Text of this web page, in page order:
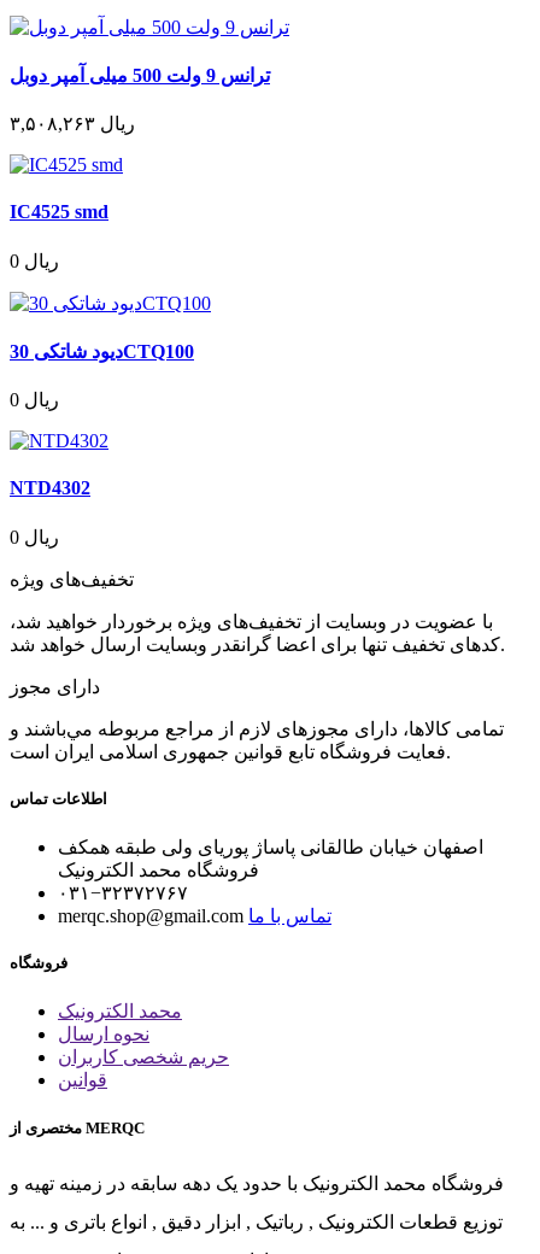
ترانس 9 ولت 500 میلی آمپر دوبل
۳,۵۰۸,۲۶۳ ریال
IC4525 smd
0 ریال
دیود شاتکی 30CTQ100
0 ریال
NTD4302
0 ریال
تخفیف‌های ویژه
با عضویت در وبسایت از تخفیف‌های ویژه برخوردار خواهید شد،
کدهای تخفیف تنها برای اعضا گرانقدر وبسایت ارسال خواهد شد.
دارای مجوز
تمامی كالاها، دارای مجوزهای لازم از مراجع مربوطه مي‌باشند و
فعایت فروشگاه تابع قوانين جمهوری اسلامی ايران است.
اطلاعات تماس
اصفهان خیابان طالقانی پاساژ پوریای ولی طبقه همکف
فروشگاه محمد الکترونیک
۰۳۱−۳۲۳۷۲۷۶۷
merqc.shop@gmail.com تماس با ما
فروشگاه
محمد الکترونیک
نحوه ارسال
حریم شخصی کاربران
قوانین
مختصری از MERQC
فروشگاه محمد الکترونیک با حدود یک دهه سابقه در زمینه تهیه و
توزیع قطعات الکترونیک , رباتیک , ابزار دقیق , انواع باتری و ... به